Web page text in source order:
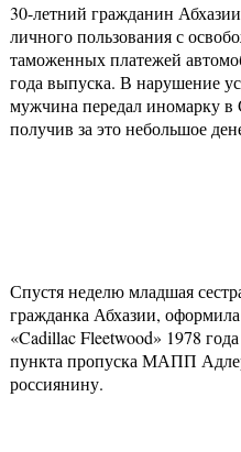
30-летний гражданин
личного пользования с
таможенных платежей
года выпуска. В нарушение
мужчина передал иномарку
получив за это небольшое
Спустя неделю младшая
гражданка Абхазии,
«Cadillac Fleetwood» 1978
пункта пропуска МАПП
россиянину.